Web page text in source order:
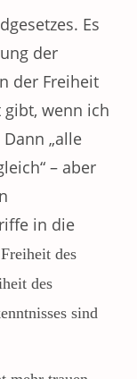
Es
der
der Freiheit
wenn ich
„alle
– aber
in die
des
des
sind